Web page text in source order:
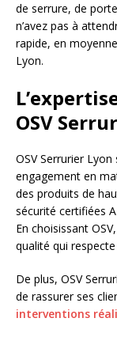
de serrure, de
n’avez pas à
rapide, en
Lyon.
OSV
OSV Serrurier
engagement en
des produits de
sécurité certifiées
En choisissant
qualité qui
De plus, OSV
de rassurer ses
interventions